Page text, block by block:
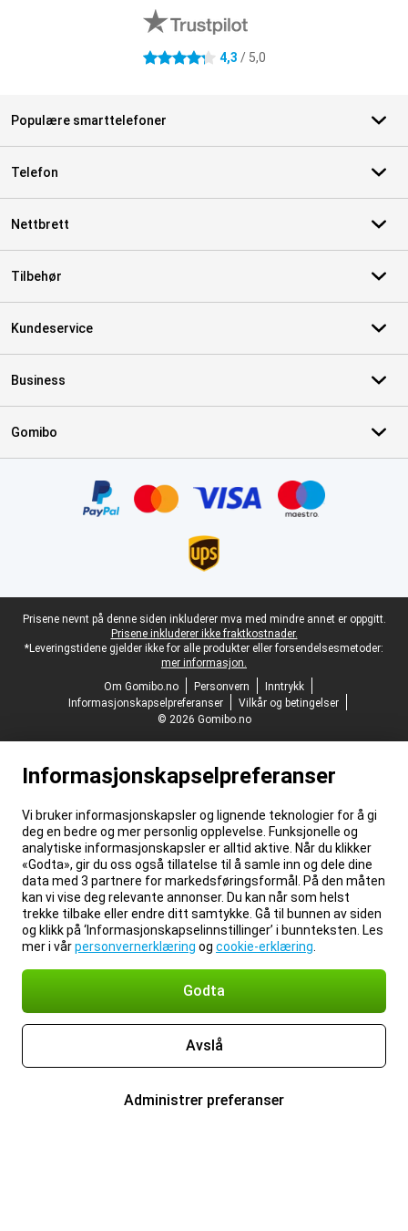
4.3 stjerner 4,3 / 5,0
Populære smarttelefoner
Telefon
Nettbrett
Tilbehør
Kundeservice
Business
Gomibo
Juridisk bunntekst
Prisene nevnt på denne siden inkluderer mva med mindre annet er oppgitt.
Prisene inkluderer ikke fraktkostnader.
*Leveringstidene gjelder ikke for alle produkter eller forsendelsesmetoder:
mer informasjon.
Om Gomibo.no
Personvern
Inntrykk
Informasjonskapselpreferanser
Vilkår og betingelser
© 2026 Gomibo.no
Informasjonskapselpreferanser
Vi bruker informasjonskapsler og lignende teknologier for å gi
deg en bedre og mer personlig opplevelse. Funksjonelle og
analytiske informasjonskapsler er alltid aktive. Når du klikker
«Godta», gir du oss også tillatelse til å samle inn og dele dine
data med 3 partnere for markedsføringsformål. På den måten
kan vi vise deg relevante annonser. Du kan når som helst
trekke tilbake eller endre ditt samtykke. Gå til bunnen av siden
og klikk på ‘Informasjonskapselinnstillinger’ i bunnteksten. Les
mer i vårpersonvernerklæring og cookie-erklæring
Godta
Avslå
Administrer preferanser